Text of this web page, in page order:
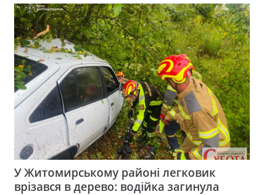
У Житомирському районі легковик
врізався в дерево: водійка загинула